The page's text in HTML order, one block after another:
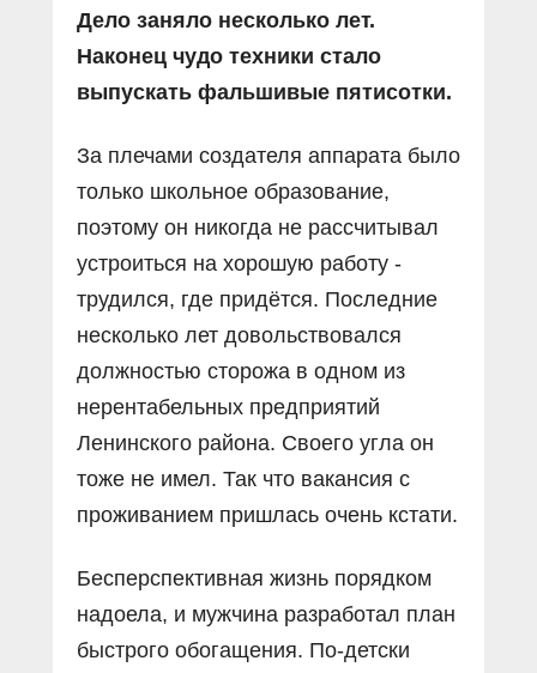
Дело заняло несколько лет.
Наконец чудо техники стало
выпускать фальшивые пятисотки.
За плечами создателя аппарата было
только школьное образование,
поэтому он никогда не рассчитывал
устроиться на хорошую работу -
трудился, где придётся. Последние
несколько лет довольствовался
должностью сторожа в одном из
нерентабельных предприятий
Ленинского района. Своего угла он
тоже не имел. Так что вакансия с
проживанием пришлась очень кстати.
Бесперспективная жизнь порядком
надоела, и мужчина разработал план
быстрого обогащения. По-детски